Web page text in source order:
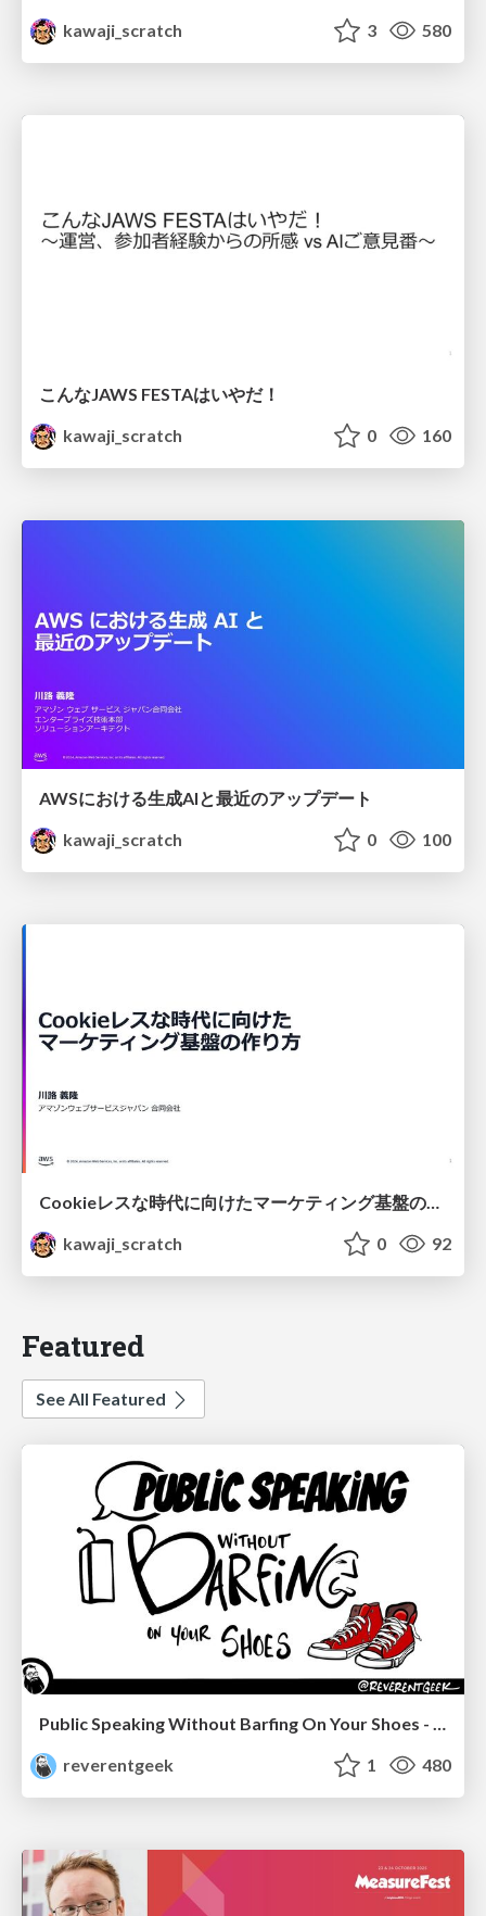
kawaji_scratch 3 580
こんなJAWS FESTAはいやだ！
kawaji_scratch
0 160
AWSにおける生成AIと最近のアップデート
kawaji_scratch
0 100
Cookieレスな時代に向けたマーケティング基盤の作り方
kawaji_scratch
0 92
Featured
See All Featured
reverentgeek
1 480